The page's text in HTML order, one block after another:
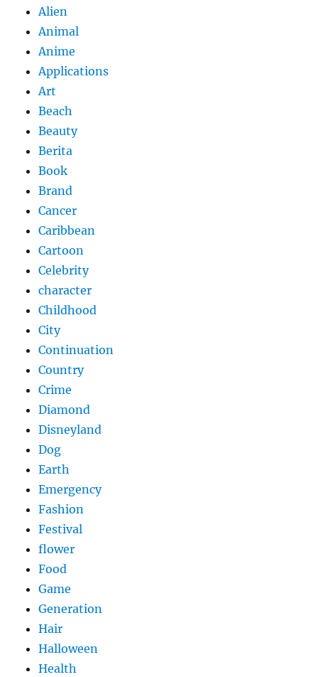
Alien
Animal
Anime
Applications
Art
Beach
Beauty
Berita
Book
Brand
Cancer
Caribbean
Cartoon
Celebrity
character
Childhood
City
Continuation
Country
Crime
Diamond
Disneyland
Dog
Earth
Emergency
Fashion
Festival
flower
Food
Game
Generation
Hair
Halloween
Health